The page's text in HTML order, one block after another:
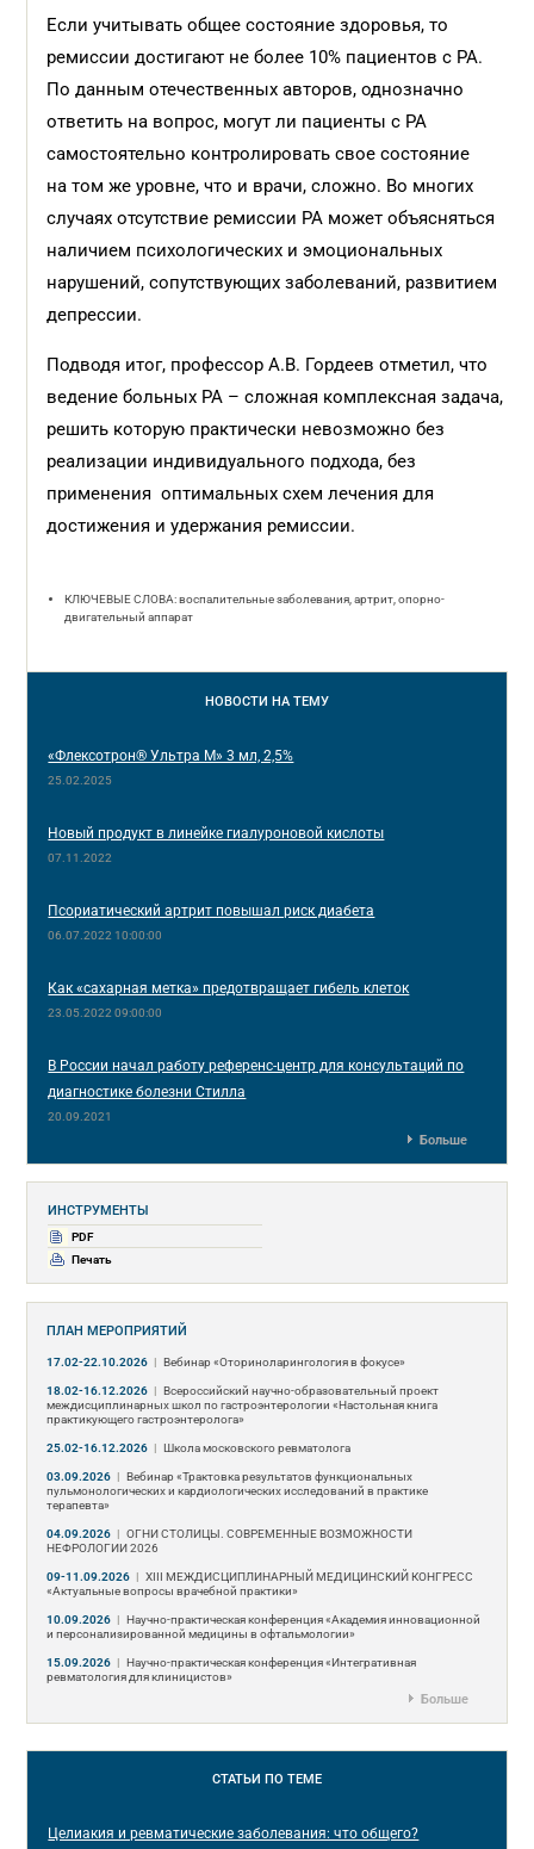
Если учитывать общее состояние здоровья, то
ремиссии достигают не более 10% пациентов с РА.
По данным отечественных авторов, однозначно
ответить на вопрос, могут ли пациенты с РА
самостоятельно контролировать свое состояние
на том же уровне, что и врачи, сложно. Во многих
случаях отсутствие ремиссии РА может объясняться
наличием психологических и эмоциональных
нарушений, сопутствующих заболеваний, развитием
депрессии.
Подводя итог, профессор А.В. Гордеев отметил, что
ведение больных РА – сложная комплексная задача,
решить которую практически невозможно без
реализации индивидуального подхода, без
применения оптимальных схем лечения для
достижения и удержания ремиссии.
КЛЮЧЕВЫЕ СЛОВА: воспалительные заболевания, артрит, опорно-
двигательный аппарат
НОВОСТИ НА ТЕМУ
«Флексотрон® Ультра М» 3 мл, 2,5%
25.02.2025
Новый продукт в линейке гиалуроновой кислоты
07.11.2022
Псориатический артрит повышал риск диабета
06.07.2022 10:00:00
Как «сахарная метка» предотвращает гибель клеток
23.05.2022 09:00:00
В России начал работу референс-центр для консультаций по
диагностике болезни Стилла
20.09.2021
Больше
ИНСТРУМЕНТЫ
PDF
Печать
ПЛАН МЕРОПРИЯТИЙ
17.02-22.10.2026 | Вебинар «Оториноларингология в фокусе»
18.02-16.12.2026 | Всероссийский научно-образовательный проект
междисциплинарных школ по гастроэнтерологии «Настольная книга
практикующего гастроэнтеролога»
25.02-16.12.2026 | Школа московского ревматолога
03.09.2026 | Вебинар «Трактовка результатов функциональных
пульмонологических и кардиологических исследований в практике
терапевта»
04.09.2026 | ОГНИ СТОЛИЦЫ. СОВРЕМЕННЫЕ ВОЗМОЖНОСТИ
НЕФРОЛОГИИ 2026
09-11.09.2026 | ХIII МЕЖДИСЦИПЛИНАРНЫЙ МЕДИЦИНСКИЙ КОНГРЕСС
«Актуальные вопросы врачебной практики»
10.09.2026 | Научно-практическая конференция «Академия инновационной
и персонализированной медицины в офтальмологии»
15.09.2026 | Научно-практическая конференция «Интегративная
ревматология для клиницистов»
Больше
СТАТЬИ ПО ТЕМЕ
Целиакия и ревматические заболевания: что общего?